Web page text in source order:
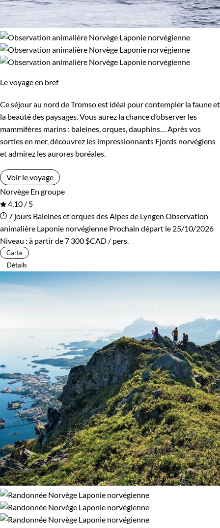
Itinérance
Itinérant Semi-itinérant
Le voyage en bref
Ce séjour au nord de Tromso est idéal pour contempler la faune et
la beauté des paysages. Vous aurez la chance d’observer les
mammifères marins : baleines, orques, dauphins… Après vos
sorties en mer, découvrez les impressionnants Fjords norvégiens
et admirez les aurores boréales.
Voir le voyage
Norvège En groupe
4,10 / 5
7 jours Baleines et orques des Alpes de Lyngen Observation
animalière Laponie norvégienne Prochain départ le 25/10/2026
Niveau : à partir de7 300 $CAD / pers.
Carte
Détails